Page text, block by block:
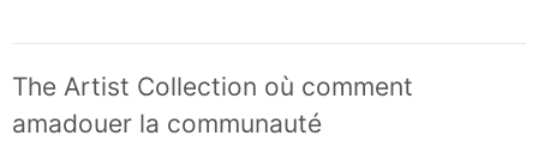
The Artist Collection où comment
amadouer la communauté